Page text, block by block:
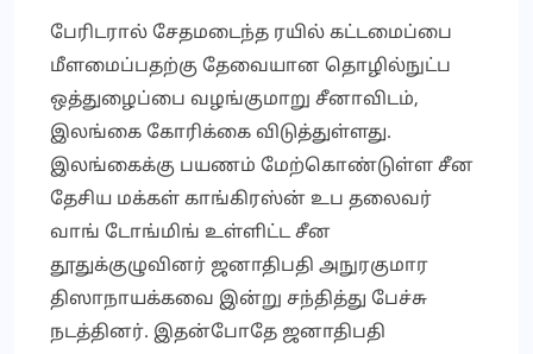
பேரிடரால் சேதமடைந்த ரயில் கட்டமைப்பை
மீளமைப்பதற்கு தேவையான தொழில்நுட்ப
ஒத்துழைப்பை வழங்குமாறு சீனாவிடம்,
இலங்கை கோரிக்கை விடுத்துள்ளது.
இலங்கைக்கு பயணம் மேற்கொண்டுள்ள சீன
தேசிய மக்கள் காங்கிரஸ்ன் உப தலைவர்
வாங் டோங்மிங் உள்ளிட்ட சீன
தூதுக்குழுவினர் ஜனாதிபதி அநுரகுமார
திஸாநாயக்கவை இன்று சந்தித்து பேச்சு
நடத்தினர். இதன்போதே ஜனாதிபதி